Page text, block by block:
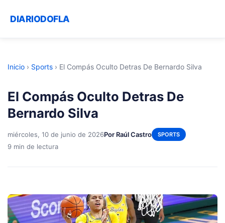
DIARIODOFLA
Inicio › Sports › El Compás Oculto Detras De Bernardo Silva
El Compás Oculto Detras De
Bernardo Silva
miércoles, 10 de junio de 2026Por Raúl Castro SPORTS
9 min de lectura